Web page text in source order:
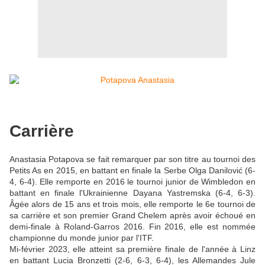
Carrière
Anastasia Potapova se fait remarquer par son titre au tournoi des
Petits As en 2015, en battant en finale la Serbe Olga Danilović (6-
4, 6-4). Elle remporte en 2016 le tournoi junior de Wimbledon en
battant en finale l'Ukrainienne Dayana Yastremska (6-4, 6-3).
Âgée alors de 15 ans et trois mois, elle remporte le 6e tournoi de
sa carrière et son premier Grand Chelem après avoir échoué en
demi-finale à Roland-Garros 2016. Fin 2016, elle est nommée
championne du monde junior par l'ITF.
Mi-février 2023, elle atteint sa première finale de l'année à Linz
en battant Lucia Bronzetti (2-6, 6-3, 6-4), les Allemandes Jule